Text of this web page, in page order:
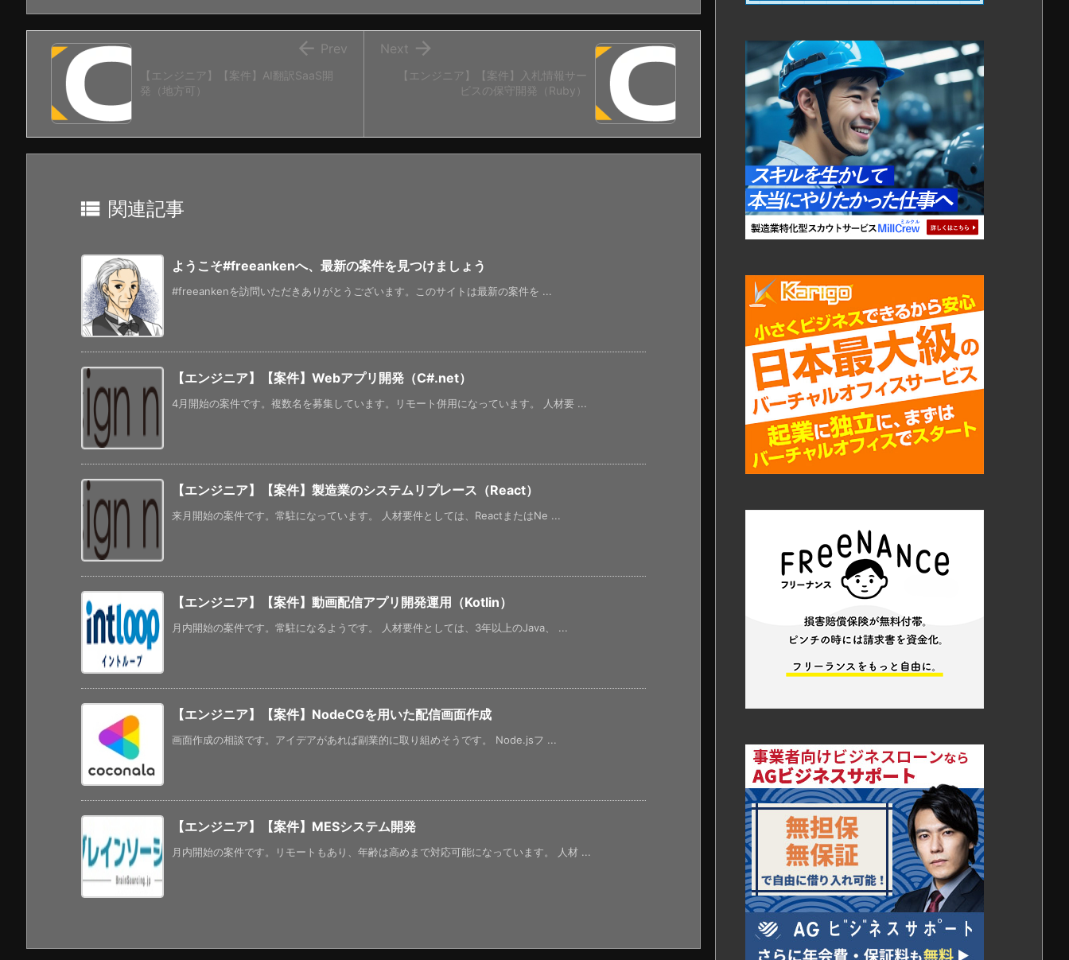
【エンジニア】【案件】入札情報サー
ビスの保守開発（Ruby）

Next
【エンジニア】【案件】AI翻訳SaaS開
発（地方可）
 Prev
 関連記事
ようこそ#freeankenへ、最新の案件を見つけましょう
#freeankenを訪問いただきありがとうございます。このサイトは最新の案件を ...
【エンジニア】【案件】Webアプリ開発（C#.net）
4月開始の案件です。複数名を募集しています。リモート併用になっています。 人材要 ...
【エンジニア】【案件】製造業のシステムリプレース（React）
来月開始の案件です。常駐になっています。 人材要件としては、ReactまたはNe ...
【エンジニア】【案件】動画配信アプリ開発運用（Kotlin）
月内開始の案件です。常駐になるようです。 人材要件としては、3年以上のJava、 ...
【エンジニア】【案件】NodeCGを用いた配信画面作成
画面作成の相談です。アイデアがあれば副業的に取り組めそうです。 Node.jsフ ...
【エンジニア】【案件】MESシステム開発
月内開始の案件です。リモートもあり、年齢は高めまで対応可能になっています。 人材 ...